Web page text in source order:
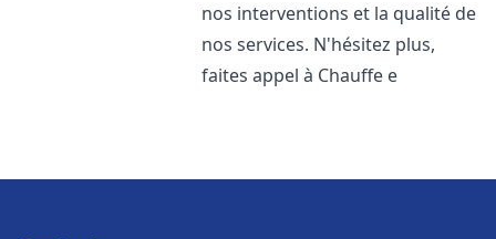
nos interventions et la qualité de
nos services. N'hésitez plus,
faites appel à Chauffe e